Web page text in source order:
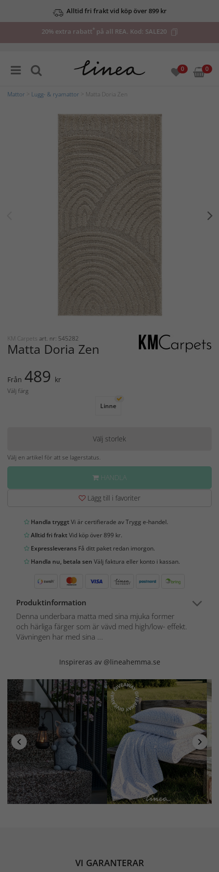
Alltid fri frakt vid köp över 899 kr
20% extra rabatt*på all REA. Kod: SALE20
0 0
Mattor Lugg- & ryamattor > Matta Doria Zen
KM Carpets art. nr: 545282
Matta Doria Zen
Från 489 kr
Välj färg
Linne
Välj storlek
Välj en artikel för att se lagerstatus.
HANDLA
Lägg till i favoriter
Handla tryggtVi är certifierade av Trygg e-handel.
Alltid fri fraktVid köp över 899 kr.
Expressleverans Få ditt paket redan imorgon.
Handla nu, betala sen Välj faktura eller konto i kassan.
Produktinformation
Denna underbara matta med sina mjuka former
och härliga färger som är vävd med high/low- effekt.
Vävningen har med sina ...
Inspireras av @lineahemma.se
VI GARANTERAR